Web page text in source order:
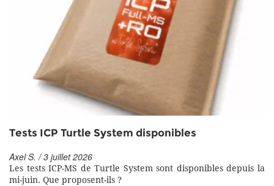
Tests ICP Turtle System disponibles
Axel S. / 3 juillet 2026
Les tests ICP-MS de Turtle System sont disponibles depuis la
mi-juin. Que proposent-ils ?